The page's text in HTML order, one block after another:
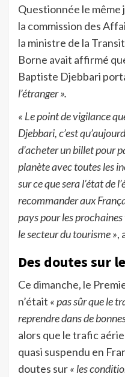
Questionnée le même
la commission des
la ministre de la
Borne avait affirmé
Baptiste Djebbari
l’étranger ».
« Le point de vigilance
Djebbari, c’est
d’acheter un billet pour
planète avec toutes les
sur ce que sera l’état de
recommander aux
pays pour les
le secteur du tourisme »,
Des doutes sur
Ce dimanche, le
n’était « pas sûr que le
reprendre dans de
alors que le trafic
quasi suspendu en
doutes sur« les